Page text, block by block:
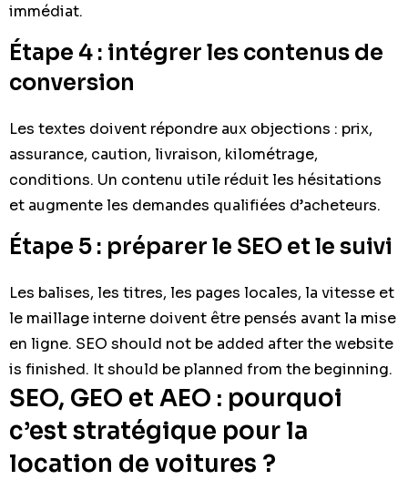
immédiat.
Étape 4 : intégrer les contenus de
conversion
Les textes doivent répondre aux objections : prix,
assurance, caution, livraison, kilométrage,
conditions. Un contenu utile réduit les hésitations
et augmente les demandes qualifiées d’acheteurs.
Étape 5 : préparer le SEO et le suivi
Les balises, les titres, les pages locales, la vitesse et
le maillage interne doivent être pensés avant la mise
en ligne. SEO should not be added after the website
is finished. It should be planned from the beginning.
SEO, GEO et AEO : pourquoi
c’est stratégique pour la
location de voitures ?